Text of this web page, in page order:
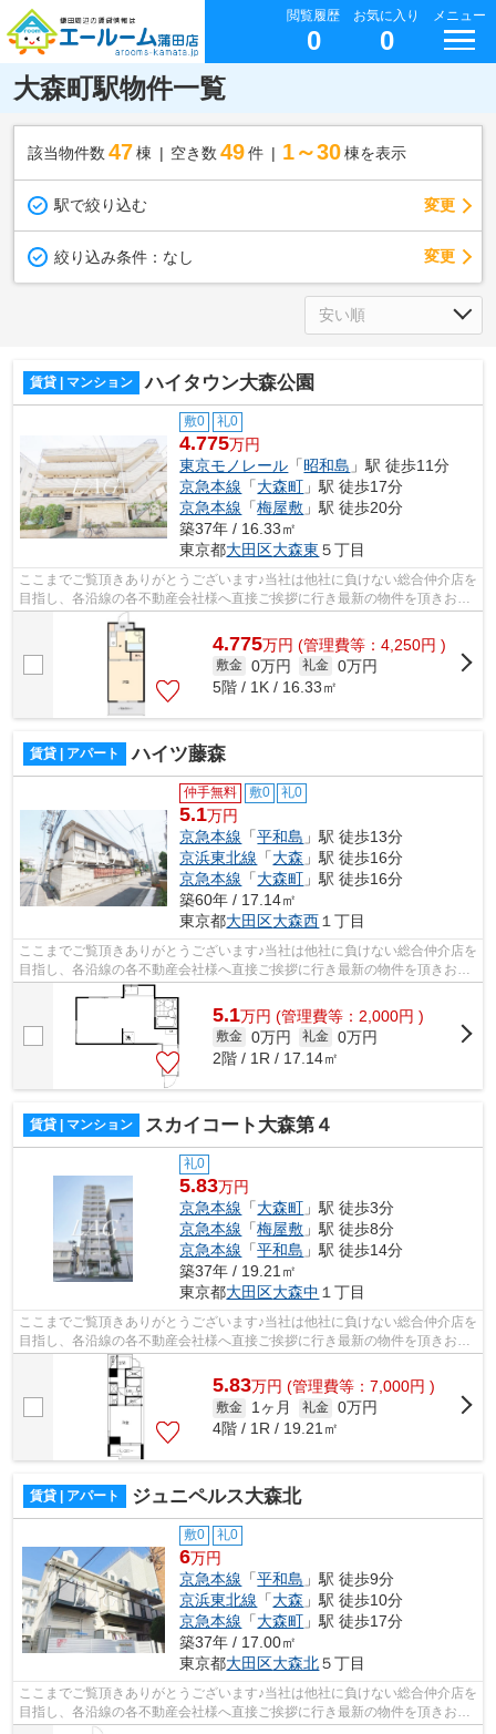
閲覧履歴
0
お気に入り
0
メニュー
大森町駅物件一覧
該当物件数 47棟 空き数 49 件 1～30 棟を表示
駅で絞り込む 変更
絞り込み条件： なし 変更
賃貸 | マンション ハイタウン大森公園
敷0 礼0
4.775万円
東京モノレール 「昭和島 」駅 徒歩11分
京急本線 「大森町 」駅 徒歩17分
京急本線 「梅屋敷 」駅 徒歩20分
築37年 / 16.33㎡
東京都大田区大森東 ５丁目
ここまでご覧頂きありがとうございます♪当社は他社に負けない総合仲介店を
目指し、各沿線の各不動産会社様へ直接ご挨拶に行き最新の物件を頂きお客
様へ提供しております！最新の情報は...
4.775万円 (管理費等：4,250円 )
敷金 0万円 礼金 0万円
5階 / 1K / 16.33㎡
賃貸 | アパート ハイツ藤森
仲手無料 敷0 礼0
5.1万円
京急本線 「平和島 」駅 徒歩13分
京浜東北線 「大森 」駅 徒歩16分
京急本線 「大森町 」駅 徒歩16分
築60年 / 17.14㎡
東京都大田区大森西 １丁目
ここまでご覧頂きありがとうございます♪当社は他社に負けない総合仲介店を
目指し、各沿線の各不動産会社様へ直接ご挨拶に行き最新の物件を頂きお客
様へ提供しております！最新の情報は...
5.1万円 (管理費等：2,000円 )
敷金 0万円 礼金 0万円
2階 / 1R / 17.14㎡
賃貸 | マンション スカイコート大森第４
礼0
5.83万円
京急本線 「大森町 」駅 徒歩3分
京急本線 「梅屋敷 」駅 徒歩8分
京急本線 「平和島 」駅 徒歩14分
築37年 / 19.21㎡
東京都大田区大森中 １丁目
ここまでご覧頂きありがとうございます♪当社は他社に負けない総合仲介店を
目指し、各沿線の各不動産会社様へ直接ご挨拶に行き最新の物件を頂きお客
様へ提供しております！最新の情報は...
5.83万円 (管理費等：7,000円 )
敷金 1ヶ月 礼金 0万円
4階 / 1R / 19.21㎡
賃貸 | アパート ジュニペルス大森北
敷0 礼0
6万円
京急本線 「平和島 」駅 徒歩9分
京浜東北線 「大森 」駅 徒歩10分
京急本線 「大森町 」駅 徒歩17分
築37年 / 17.00㎡
東京都大田区大森北５丁目
ここまでご覧頂きありがとうございます♪当社は他社に負けない総合仲介店を
目指し、各沿線の各不動産会社様へ直接ご挨拶に行き最新の物件を頂きお客
様へ提供しております！最新の情報は...